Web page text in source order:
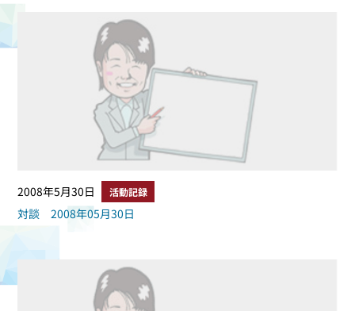
2008年5月30日 活動記録
対談 2008年05月30日